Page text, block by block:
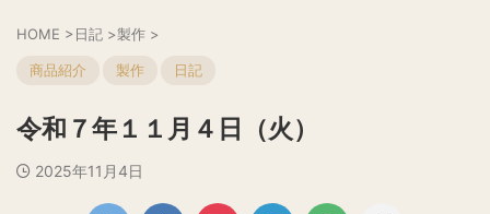
HOME >日記 >製作 >
商品紹介 製作 日記
令和７年１１月４日（火）
2025年11月4日